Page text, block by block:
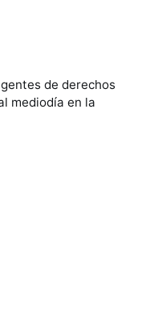
de derechos
mediodía en la